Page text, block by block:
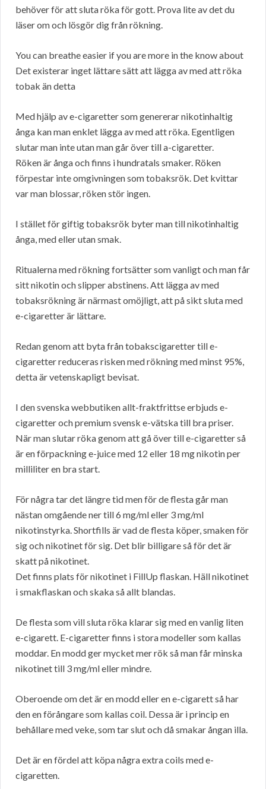
behöver för att sluta röka för gott. Prova lite av det du
läser om och lösgör dig från rökning.
You can breathe easier if you are more in the know about
Det existerar inget lättare sätt att lägga av med att röka
tobak än detta
Med hjälp av e-cigaretter som genererar nikotinhaltig
ånga kan man enklet lägga av med att röka. Egentligen
slutar man inte utan man går över till a-cigaretter.
Röken är ånga och finns i hundratals smaker. Röken
förpestar inte omgivningen som tobaksrök. Det kvittar
var man blossar, röken stör ingen.
I stället för giftig tobaksrök byter man till nikotinhaltig
ånga, med eller utan smak.
Ritualerna med rökning fortsätter som vanligt och man får
sitt nikotin och slipper abstinens. Att lägga av med
tobaksrökning är närmast omöjligt, att på sikt sluta med
e-cigaretter är lättare.
Redan genom att byta från tobakscigaretter till e-
cigaretter reduceras risken med rökning med minst 95%,
detta är vetenskapligt bevisat.
I den svenska webbutiken allt-fraktfrittse erbjuds e-
cigaretter och premium svensk e-vätska till bra priser.
När man slutar röka genom att gå över till e-cigaretter så
är en förpackning e-juice med 12 eller 18 mg nikotin per
milliliter en bra start.
För några tar det längre tid men för de flesta går man
nästan omgående ner till 6 mg/ml eller 3 mg/ml
nikotinstyrka. Shortfills är vad de flesta köper, smaken för
sig och nikotinet för sig. Det blir billigare så för det är
skatt på nikotinet.
Det finns plats för nikotinet i FillUp flaskan. Häll nikotinet
i smakflaskan och skaka så allt blandas.
De flesta som vill sluta röka klarar sig med en vanlig liten
e-cigarett. E-cigaretter finns i stora modeller som kallas
moddar. En modd ger mycket mer rök så man får minska
nikotinet till 3 mg/ml eller mindre.
Oberoende om det är en modd eller en e-cigarett så har
den en förångare som kallas coil. Dessa är i princip en
behållare med veke, som tar slut och då smakar ångan illa.
Det är en fördel att köpa några extra coils med e-
cigaretten.